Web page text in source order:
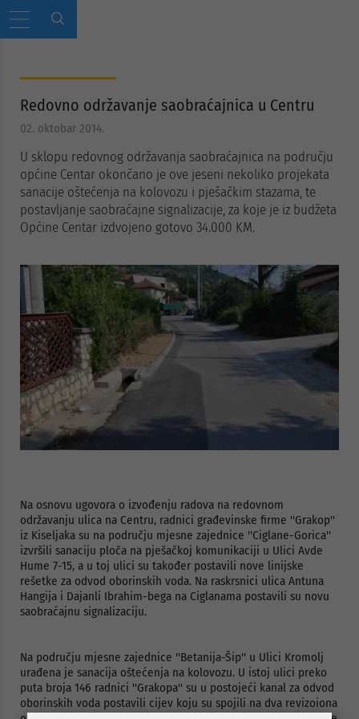
Redovno održavanje saobraćajnica u Centru
02. oktobar 2014.
U sklopu redovnog održavanja saobraćajnica na području
općine Centar okončano je ove jeseni nekoliko projekata
sanacije oštećenja na kolovozu i pješačkim stazama, te
postavljanje saobraćajne signalizacije, za koje je iz budžeta
Općine Centar izdvojeno gotovo 34.000 KM.
Na osnovu ugovora o izvođenju radova na redovnom
održavanju ulica na Centru, radnici građevinske firme ''Grakop''
iz Kiseljaka su na području mjesne zajednice ''Ciglane-Gorica''
izvršili sanaciju ploča na pješačkoj komunikaciji u Ulici Avde
Hume 7-15, a u toj ulici su također postavili nove linijske
rešetke za odvod oborinskih voda. Na raskrsnici ulica Antuna
Hangija i Dajanli Ibrahim-bega na Ciglanama postavili su novu
saobraćajnu signalizaciju.
Na području mjesne zajednice ''Betanija-Šip'' u Ulici Kromolj
urađena je sanacija oštećenja na kolovozu. U istoj ulici preko
puta broja 146 radnici ''Grakopa'' su u postojeći kanal za odvod
oborinskih voda postavili cijev koju su spojili na dva revizoiona